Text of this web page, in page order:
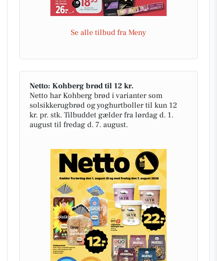
Se alle tilbud fra Meny
Netto: Kohberg brød til 12 kr.
Netto har Kohberg brød i varianter som
solsikkerugbrød og yoghurtboller til kun 12
kr. pr. stk. Tilbuddet gælder fra lørdag d. 1.
august til fredag d. 7. august.